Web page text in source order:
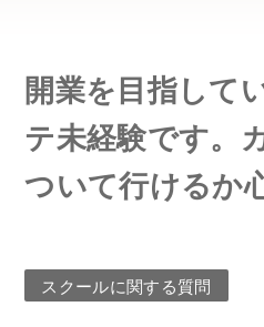
開業を目指して
テ未経験です。
ついて行けるか
スクールに関する質問